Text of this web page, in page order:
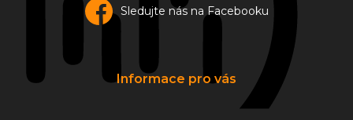
Sledujte nás na Facebooku
Informace pro vás